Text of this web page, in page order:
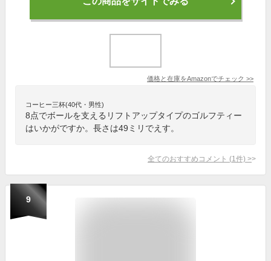
価格と在庫をAmazonでチェック >>
コーヒー三杯(40代・男性)
8点でボールを支えるリフトアップタイプのゴルフティー
はいかがですか。長さは49ミリでえす。
全てのおすすめコメント (1 件) >
9